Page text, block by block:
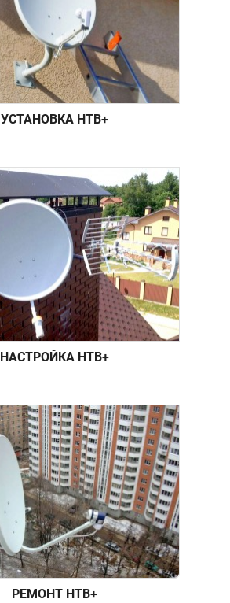
УСТАНОВКА НТВ+
НАСТРОЙКА НТВ+
РЕМОНТ НТВ+